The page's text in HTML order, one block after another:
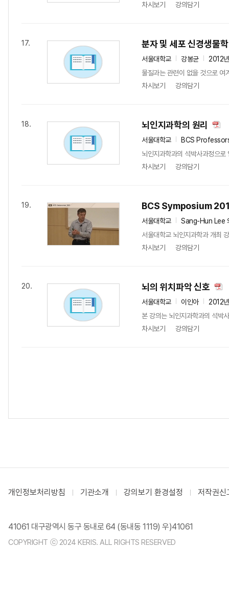
차시보기
강의담기
17. 분자 및 세포 신경생물학
서울대학교 강봉균
2012
물질과는 관련이 없을 것으로 여
차시보기
강의담기
18. 뇌인지과학의 원리
서울대학교
BCS
뇌인지과학과의 석박사과정으
차시보기
강의담기
19. BCS Symposium
서울대학교
Sang-Hun Lee
서울대학교 뇌인지과학과 개최
차시보기
강의담기
20. 뇌의 위치파악 신호
서울대학교 이인아
2012
본 강의는 뇌인지과학과의 석박
차시보기
강의담기
개인정보처리방침 기관소개 강의보기 환경설정 저작권신
41061 대구광역시 동구 동내로 64 (동내동 1119) 우)41061
COPYRIGHT ⓒ 2024 KERIS. ALL RIGHTS RESERVED